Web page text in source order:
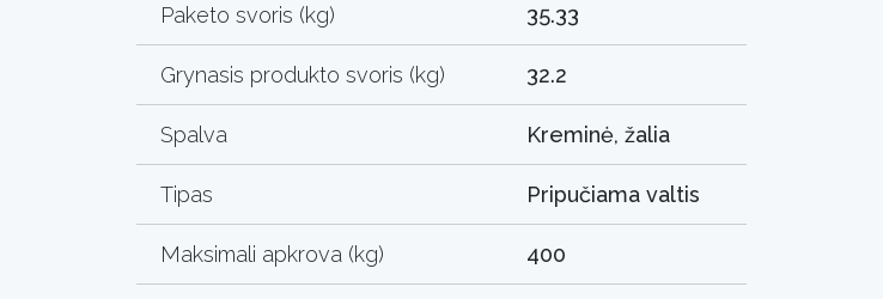
Paketo svoris (kg) 35.33
Grynasis produkto svoris (kg) 32.2
Spalva Kreminė, žalia
Tipas Pripučiama valtis
Maksimali apkrova (kg) 400